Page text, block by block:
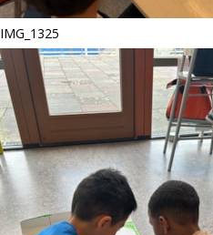
IMG_1325